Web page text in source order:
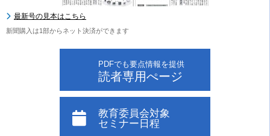
最新号の見本はこちら
新聞購入は1部からネット決済ができます
PDFでも要点情報を提供
読者専用ぺージ
教育委員会対象
セミナー日程